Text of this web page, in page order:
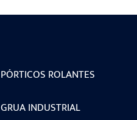
PÓRTICOS ROLANTES
GRUA INDUSTRIAL